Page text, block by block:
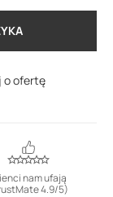
o ofertę
nam ufają
4.9/5)